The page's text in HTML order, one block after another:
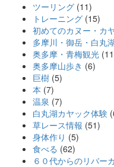
ツーリング (11)
トレーニング (15)
初めてのカヌー・カ
多摩川・御岳・白丸
奥多摩・青梅観光
奥多摩山歩き (6)
巨樹 (5)
本 (7)
温泉 (7)
白丸湖カヤック体験
草レース情報 (51)
身体作り (5)
食べる (62)
６０代からのリバー